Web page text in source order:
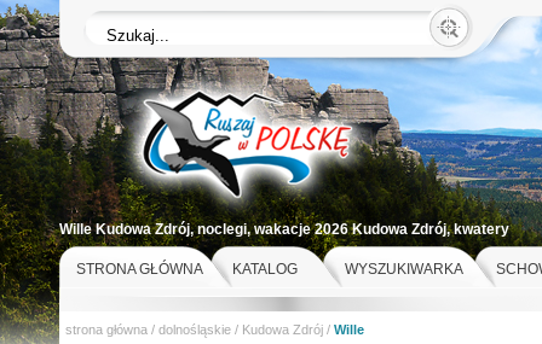
Wille Kudowa Zdrój, noclegi, wakacje 2026 Kudowa Zdrój, kwatery
st
STRONA GŁÓWNA
KATALOG WYSZUKIWARKA
strona główna / dolnośląskie / Kudowa Zdrój / Wille